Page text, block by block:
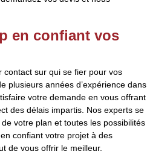
en confiant vos
contact sur qui se fier pour vos
plusieurs années d’expérience dans
votre demande en vous offrant
des délais impartis. Nos experts se
votre plan et toutes les possibilités
confiant votre projet à des
de vous offrir le meilleur.